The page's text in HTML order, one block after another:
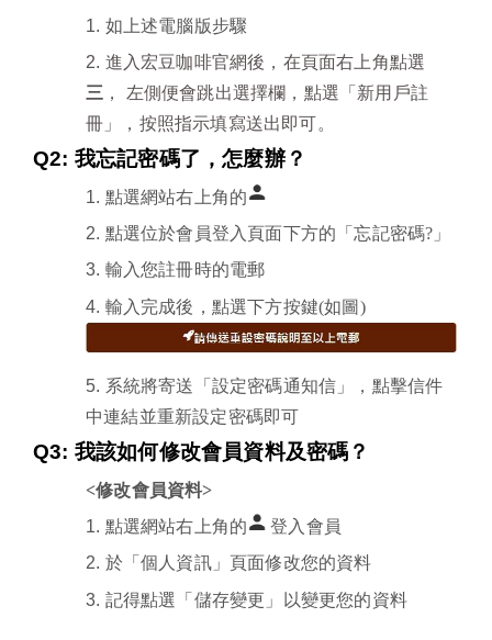
1. 如上述電腦版步驟
2. 進入宏豆咖啡官網後，在頁面右上角點選
三 ， 左側便會跳出選擇欄，點選「新用戶註
冊」，按照指示填寫送出即可。
Q2: 我忘記密碼了，怎麼辦？
1. 點選網站右上角的
2. 點選位於會員登入頁面下方的「忘記密碼?」
3. 輸入您註冊時的電郵
4. 輸入完成後，點選下方按鍵(如圖)
5. 系統將寄送「設定密碼通知信」，點擊信件
中連結並重新設定密碼即可
Q3: 我該如何修改會員資料及密碼？
<修改會員資料>
1. 點選網站右上角的
登入會員
2. 於「個人資訊」頁面修改您的資料
3. 記得點選「儲存變更」以變更您的資料